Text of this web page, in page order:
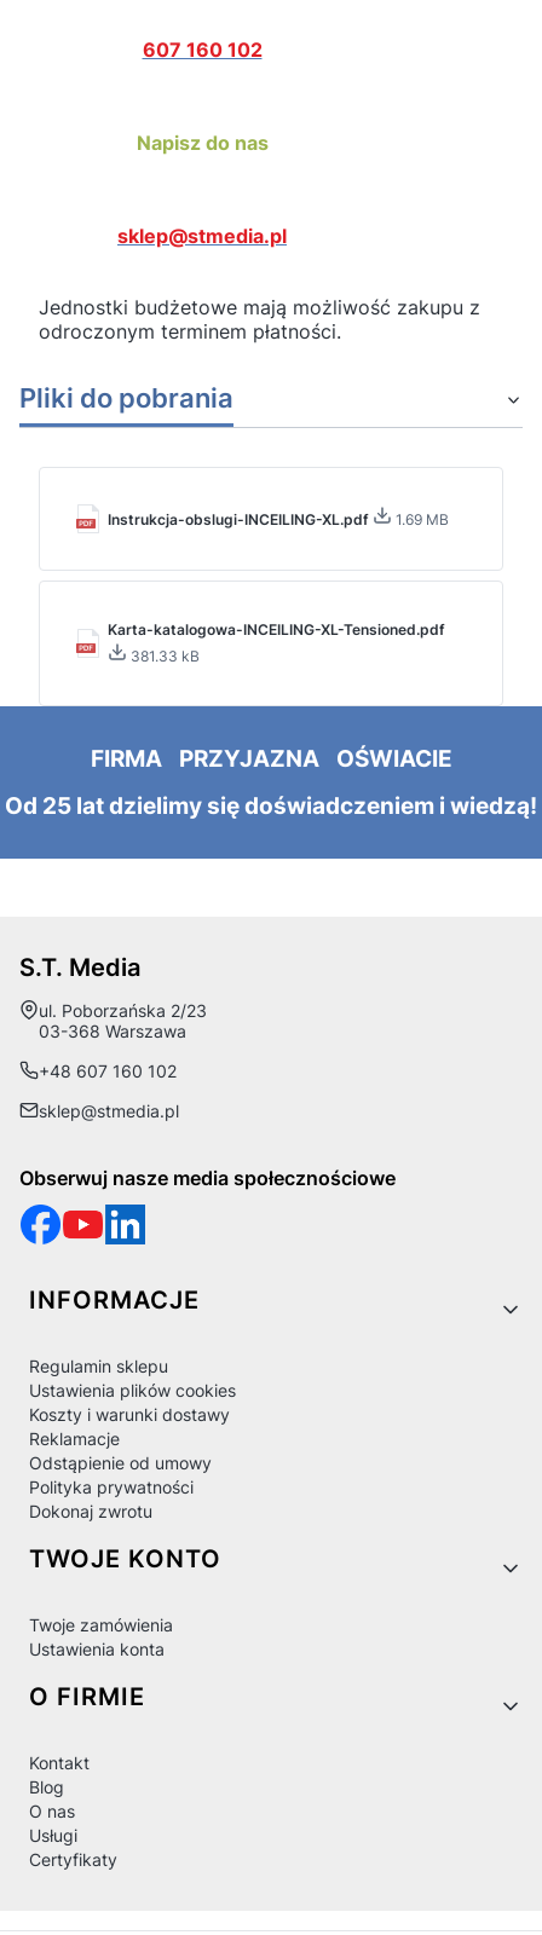
607 160 102
Napisz do nas
sklep@stmedia.pl
Jednostki budżetowe mają możliwość zakupu z
odroczonym terminem płatności.
Pliki do pobrania
Instrukcja-obslugi-INCEILING-XL.pdf 1.69 MB
Karta-katalogowa-INCEILING-XL-Tensioned.pdf
381.33 kB
FIRMA PRZYJAZNA OŚWIACIE
Od 25 lat dzielimy się doświadczeniem i wiedzą!
S.T. Media
Adres:
ul. Poborzańska 2/23
03-368 Warszawa
+48 607 160 102
sklep@stmedia.pl
Obserwuj nasze media społecznościowe
Linki w stopce
INFORMACJE
Regulamin sklepu
Ustawienia plików cookies
Koszty i warunki dostawy
Reklamacje
Odstąpienie od umowy
Polityka prywatności
Dokonaj zwrotu
TWOJE KONTO
Twoje zamówienia
Ustawienia konta
O FIRMIE
Kontakt
Blog
O nas
Usługi
Certyfikaty